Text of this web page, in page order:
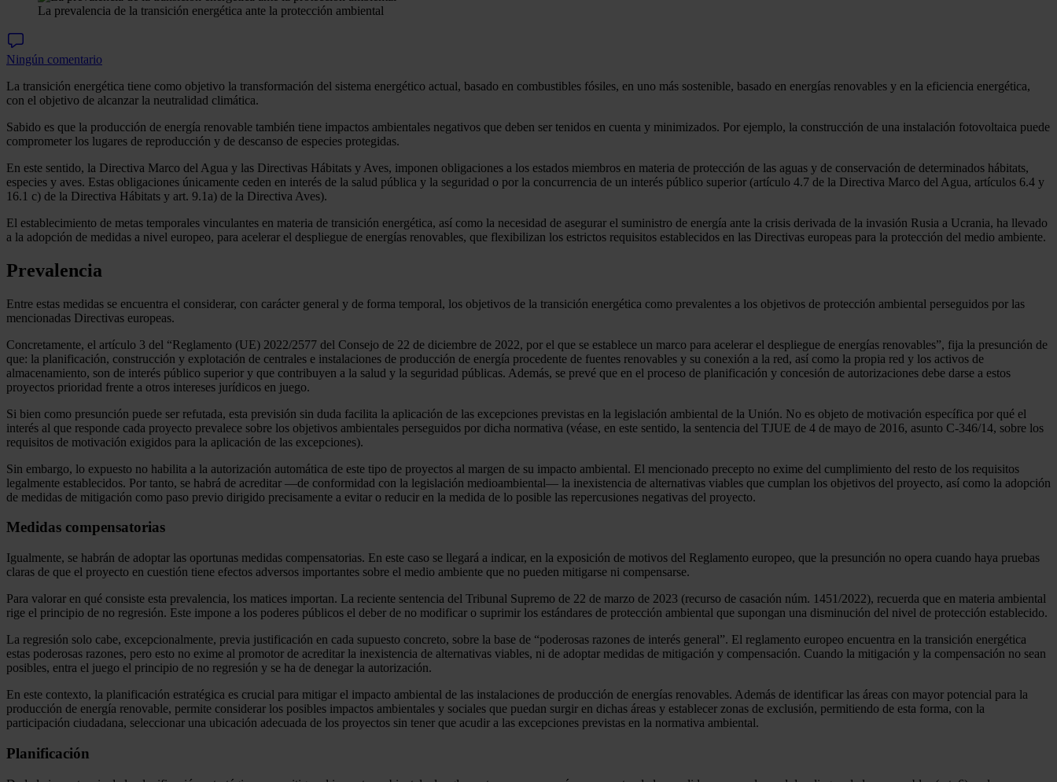
La prevalencia de la transición energética ante la protección ambiental
Ningún comentario
La transición energética tiene como objetivo la transformación del sistema energético actual, basado en combustibles fósiles, en uno más sostenible, basado en energías renovables y en la eficiencia energética,
con el objetivo de alcanzar la neutralidad climática.
Sabido es que la producción de energía renovable también tiene impactos ambientales negativos que deben ser tenidos en cuenta y minimizados. Por ejemplo, la construcción de una instalación fotovoltaica puede
comprometer los lugares de reproducción y de descanso de especies protegidas.
En este sentido, la Directiva Marco del Agua y las Directivas Hábitats y Aves, imponen obligaciones a los estados miembros en materia de protección de las aguas y de conservación de determinados hábitats,
especies y aves. Estas obligaciones únicamente ceden en interés de la salud pública y la seguridad o por la concurrencia de un interés público superior (artículo 4.7 de la Directiva Marco del Agua, artículos 6.4 y
16.1 c) de la Directiva Hábitats y art. 9.1a) de la Directiva Aves).
El establecimiento de metas temporales vinculantes en materia de transición energética, así como la necesidad de asegurar el suministro de energía ante la crisis derivada de la invasión Rusia a Ucrania, ha llevado
a la adopción de medidas a nivel europeo, para acelerar el despliegue de energías renovables, que flexibilizan los estrictos requisitos establecidos en las Directivas europeas para la protección del medio ambiente.
Prevalencia
Entre estas medidas se encuentra el considerar, con carácter general y de forma temporal, los objetivos de la transición energética como prevalentes a los objetivos de protección ambiental perseguidos por las
mencionadas Directivas europeas.
Concretamente, el artículo 3 del “Reglamento (UE) 2022/2577 del Consejo de 22 de diciembre de 2022, por el que se establece un marco para acelerar el despliegue de energías renovables”, fija la presunción de
que: la planificación, construcción y explotación de centrales e instalaciones de producción de energía procedente de fuentes renovables y su conexión a la red, así como la propia red y los activos de
almacenamiento, son de interés público superior y que contribuyen a la salud y la seguridad públicas. Además, se prevé que en el proceso de planificación y concesión de autorizaciones debe darse a estos
proyectos prioridad frente a otros intereses jurídicos en juego.
Si bien como presunción puede ser refutada, esta previsión sin duda facilita la aplicación de las excepciones previstas en la legislación ambiental de la Unión. No es objeto de motivación específica por qué el
interés al que responde cada proyecto prevalece sobre los objetivos ambientales perseguidos por dicha normativa (véase, en este sentido, la sentencia del TJUE de 4 de mayo de 2016, asunto C-346/14, sobre los
requisitos de motivación exigidos para la aplicación de las excepciones).
Sin embargo, lo expuesto no habilita a la autorización automática de este tipo de proyectos al margen de su impacto ambiental. El mencionado precepto no exime del cumplimiento del resto de los requisitos
legalmente establecidos. Por tanto, se habrá de acreditar —de conformidad con la legislación medioambiental— la inexistencia de alternativas viables que cumplan los objetivos del proyecto, así como la adopción
de medidas de mitigación como paso previo dirigido precisamente a evitar o reducir en la medida de lo posible las repercusiones negativas del proyecto.
Medidas compensatorias
Igualmente, se habrán de adoptar las oportunas medidas compensatorias. En este caso se llegará a indicar, en la exposición de motivos del Reglamento europeo, que la presunción no opera cuando haya pruebas
claras de que el proyecto en cuestión tiene efectos adversos importantes sobre el medio ambiente que no pueden mitigarse ni compensarse.
Para valorar en qué consiste esta prevalencia, los matices importan. La reciente sentencia del Tribunal Supremo de 22 de marzo de 2023 (recurso de casación núm. 1451/2022), recuerda que en materia ambiental
rige el principio de no regresión. Este impone a los poderes públicos el deber de no modificar o suprimir los estándares de protección ambiental que supongan una disminución del nivel de protección establecido.
La regresión solo cabe, excepcionalmente, previa justificación en cada supuesto concreto, sobre la base de “poderosas razones de interés general”. El reglamento europeo encuentra en la transición energética
estas poderosas razones, pero esto no exime al promotor de acreditar la inexistencia de alternativas viables, ni de adoptar medidas de mitigación y compensación. Cuando la mitigación y la compensación no sean
posibles, entra el juego el principio de no regresión y se ha de denegar la autorización.
En este contexto, la planificación estratégica es crucial para mitigar el impacto ambiental de las instalaciones de producción de energías renovables. Además de identificar las áreas con mayor potencial para la
producción de energía renovable, permite considerar los posibles impactos ambientales y sociales que puedan surgir en dichas áreas y establecer zonas de exclusión, permitiendo de esta forma, con la
participación ciudadana, seleccionar una ubicación adecuada de los proyectos sin tener que acudir a las excepciones previstas en la normativa ambiental.
Planificación